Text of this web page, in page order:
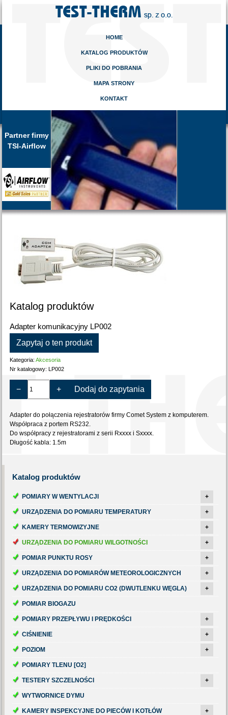
HOME
KATALOG PRODUKTÓW
PLIKI DO POBRANIA
MAPA STRONY
KONTAKT
Partner firmy
TSI-Airflow
Katalog produktów
Adapter komunikacyjny LP002
Zapytaj o ten produkt
Kategoria:Akcesoria
Nr katalogowy:LP002
− + Dodaj do zapytania
Adapter do połączenia rejestratorów firmy Comet System z komputerem.
Współpraca z portem RS232.
Do współpracy z rejestratorami z serii Rxxxx i Sxxxx.
Długość kabla: 1.5m
Katalog produktów
POMIARY W WENTYLACJI +
URZĄDZENIA DO POMIARU TEMPERATURY +
KAMERY TERMOWIZYJNE +
URZĄDZENIA DO POMIARU WILGOTNOŚCI +
POMIAR PUNKTU ROSY +
URZĄDZENIA DO POMIARÓW METEOROLOGICZNYCH +
URZĄDZENIA DO POMIARU CO2 (DWUTLENKU WĘGLA) +
POMIAR BIOGAZU
POMIARY PRZEPŁYWU I PRĘDKOŚCI +
CIŚNIENIE +
POZIOM +
POMIARY TLENU [O2]
TESTERY SZCZELNOŚCI +
WYTWORNICE DYMU
KAMERY INSPEKCYJNE DO PIECÓW I KOTŁÓW +